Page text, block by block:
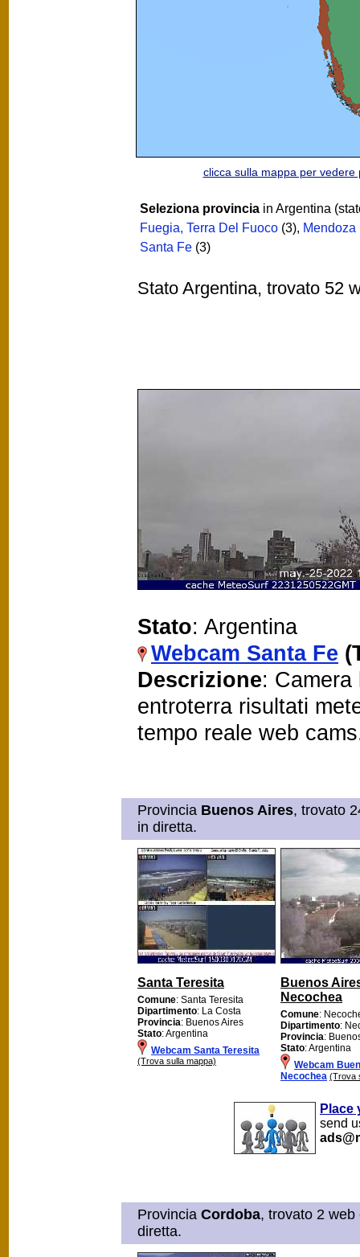
clicca sulla mappa per vedere
Seleziona provincia in Argentina
Fuegia, Terra Del Fuoco (3), Mendoza
Santa Fe (3)
Stato Argentina, trovato 52
Stato: Argentina
Webcam Santa Fe
Descrizione:
entroterra risultati
tempo reale web
Provincia Buenos Aires, trovato
in diretta.
Santa Teresita
Comune: Santa Teresita
Dipartimento: La Costa
Provincia: Buenos Aires
Stato: Argentina
Webcam Santa Teresita
(Trova sulla mappa)
Buenos
Necochea
Comune:
Dipartimento:
Provincia:
Stato: Argentina
Webcam
Necochea (Trova
Place
send
Provincia Cordoba, trovato 2
diretta.